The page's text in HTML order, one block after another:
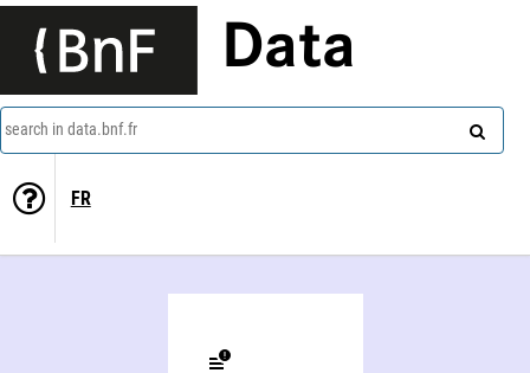
Data
search in data.bnf.fr
FR